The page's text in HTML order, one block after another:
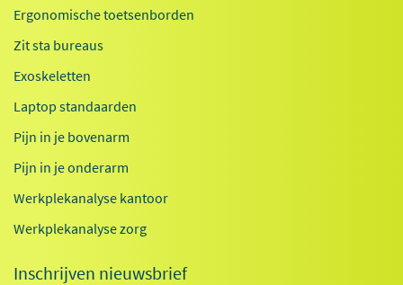
Ergonomische toetsenborden
Zit sta bureaus
Exoskeletten
Laptop standaarden
Pijn in je bovenarm
Pijn in je onderarm
Werkplekanalyse kantoor
Werkplekanalyse zorg
Inschrijven nieuwsbrief